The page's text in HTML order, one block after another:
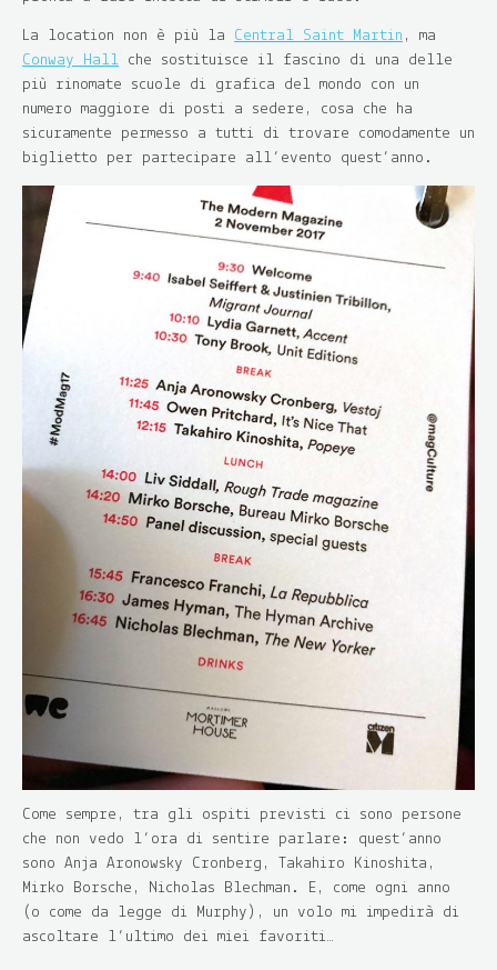
La location non è più la Central Saint Martin , ma
Conway Hall che sostituisce il fascino di una delle
più rinomate scuole di grafica del mondo con un
numero maggiore di posti a sedere, cosa che ha
sicuramente permesso a tutti di trovare comodamente un
biglietto per partecipare all’evento quest’anno.
Come sempre, tra gli ospiti previsti ci sono persone
che non vedo l’ora di sentire parlare: quest’anno
sono Anja Aronowsky Cronberg, Takahiro Kinoshita,
Mirko Borsche, Nicholas Blechman. E, come ogni anno
(o come da legge di Murphy), un volo mi impedirà di
ascoltare l’ultimo dei miei favoriti…